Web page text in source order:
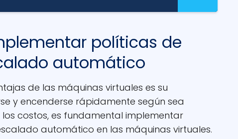
políticas de
automático
de las máquinas virtuales es su
y encenderse rápidamente según sea
los costos, es fundamental implementar
automático en las máquinas virtuales.